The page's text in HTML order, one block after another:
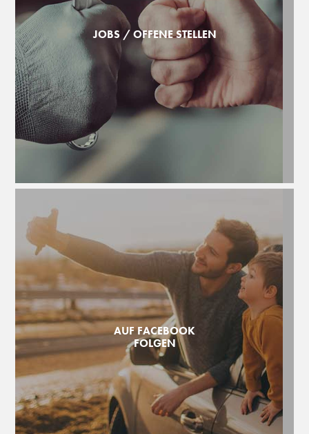
JOBS / OFFENE STELLEN
AUF FACEBOOK
FOLGEN